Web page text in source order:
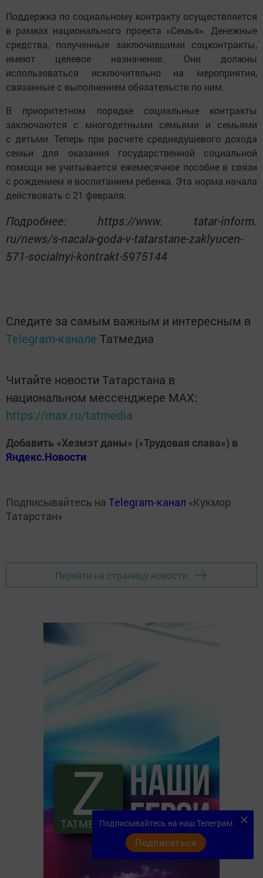
Поддержка по социальному контракту осуществляется
в рамках национального проекта «Семья». Денежные
средства, полученные заключившими соцконтракты,
имеют целевое назначение. Они должны
использоваться исключительно на мероприятия,
связанные с выполнением обязательств по ним.
В приоритетном порядке социальные контракты
заключаются с многодетными семьями и семьями
с детьми. Теперь при расчете среднедушевого дохода
семьи для оказания государственной социальной
помощи не учитывается ежемесячное пособие в связи
с рождением и воспитанием ребенка. Эта норма начала
действовать с 21 февраля.
Подробнее: https://www. tatar-inform.
ru/news/s-nacala-goda-v-tatarstane-zaklyucen-
571-socialnyi-kontrakt-5975144
Следите за самым важным и интересным в
Telegram-канале Татмедиа
Читайте новости Татарстана в
национальном мессенджере MАХ:
https://max.ru/tatmedia
Добавить «Хезмэт даны» («Трудовая слава») в
Яндекс.Новости
Подписывайтесь на Telegram-канал «Кукмор
Татарстан»
Перейти на страницу новости
Подписывайтесь на наш Телеграм
Подписаться